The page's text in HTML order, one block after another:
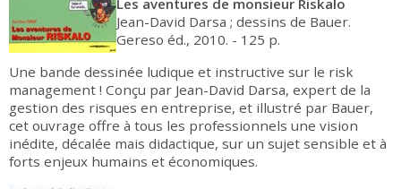
Les aventures de monsieur Riskalo
Jean-David Darsa ; dessins de Bauer.
Gereso éd., 2010. - 125 p.
Une bande dessinée ludique et instructive sur le risk
management ! Conçu par Jean-David Darsa, expert de la
gestion des risques en entreprise, et illustré par Bauer,
cet ouvrage offre à tous les professionnels une vision
inédite, décalée mais didactique, sur un sujet sensible et à
forts enjeux humains et économiques.